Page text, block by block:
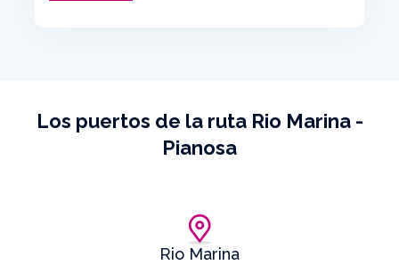
Los puertos de la ruta Rio Marina -
Pianosa
Rio Marina